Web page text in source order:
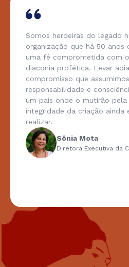
Somos herdeiras do legado
organização que há 50 anos
uma fé comprometida com
diaconia profética. Levar
compromisso que
responsabilidade e
um país onde o mutirão
integridade da criação ainda
realizar.
Sônia Mota
Diretora Executiva da